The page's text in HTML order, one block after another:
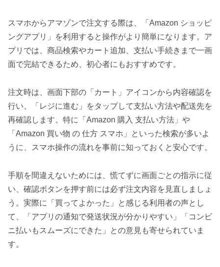
スマホからアマゾンで注文する際は、「Amazon ショッピ
ングアプリ」を利用すると操作がより簡単になります。ア
プリでは、商品検索やカート追加、支払い手続きまで一画
面で完結できるため、初心者にもおすすめです。
注文時は、画面下部の「カート」アイコンから内容確認を
行い、「レジに進む」をタップして支払い方法や配送先を
再確認します。特に「Amazon 購入 支払い方法」や
「Amazon 買い物 の 仕方 スマホ」といった検索が多いよ
うに、スマホ操作の流れを事前に知っておくと安心です。
手順を間違えないためには、慌てずに画面ごとの指示に従
い、確認ボタンを押す前には必ず注文内容を見直しましょ
う。実際に「買ってよかった」と感じる利用者の声とし
て、「アプリの通知で発送状況が分かりやすい」「コンビ
ニ払いもスムーズにできた」との意見も寄せられていま
す。